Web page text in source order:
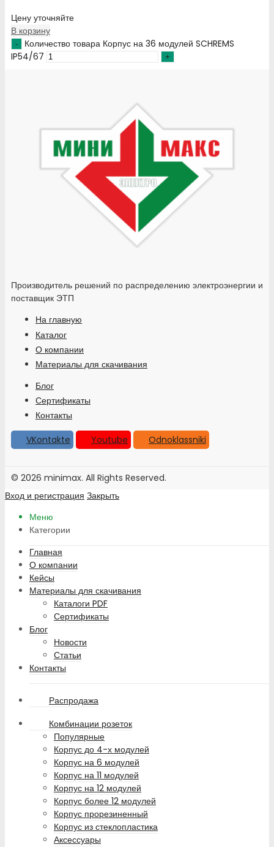
Цену уточняйте
В корзину
Количество товара Корпус на 36 модулей SCHREMS
IP54/67
Производитель решений по распределению электроэнергии и
поставщик ЭТП
На главную
Каталог
О компании
Материалы для скачивания
Блог
Сертификаты
Контакты
VKontakte
Youtube Odnoklassniki
© 2026 minimax. All Rights Reserved.
Вход и регистрация Закрыть
Меню
Категории
Главная
О компании
Кейсы
Материалы для скачивания
Каталоги PDF
Сертификаты
Блог
Новости
Статьи
Контакты
Распродажа
Комбинации розеток
Популярные
Корпус до 4-х модулей
Корпус на 6 модулей
Корпус на 11 модулей
Корпус на 12 модулей
Корпус более 12 модулей
Корпус прорезиненный
Корпус из стеклопластика
Аксессуары